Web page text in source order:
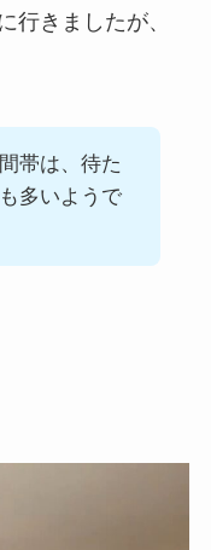
行きましたが、
帯は、待た
多いようで